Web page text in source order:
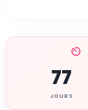
77
JOURS